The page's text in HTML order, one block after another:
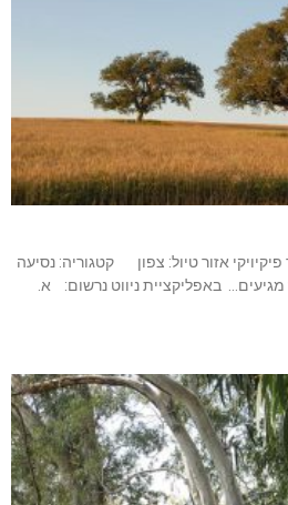
אזור טיול: צפון קטגוריה: נסיעה
באפליקציית ניווט נרשום: א.